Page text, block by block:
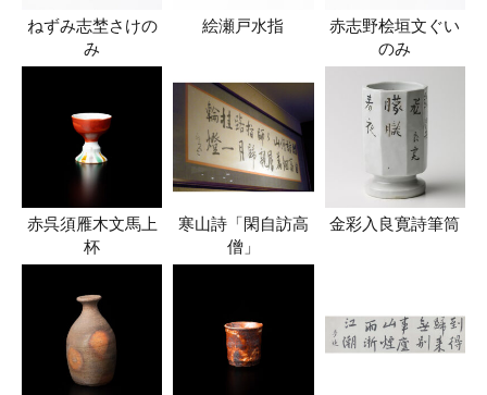
ねずみ志埜さけの
み
絵瀬戸水指
赤志野桧垣文ぐい
のみ
赤呉須雁木文馬上
杯
寒山詩「閑自訪高
僧」
金彩入良寛詩筆筒